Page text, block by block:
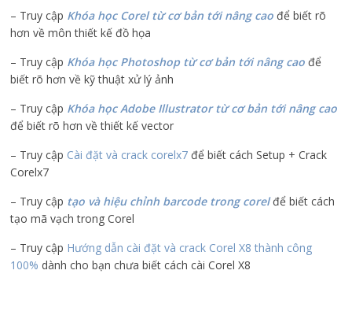
– Truy cập Khóa học Corel từ cơ bản tới nâng cao để biết rõ
hơn về môn thiết kế đồ họa
– Truy cập Khóa học Photoshop từ cơ bản tới nâng cao để
biết rõ hơn về kỹ thuật xử lý ảnh
– Truy cập Khóa học Adobe Illustratortừ cơ bản tới nâng cao
để biết rõ hơn về thiết kế vector
– Truy cập Cài đặt và crack corelx7 để biết cách Setup + Crack
Corelx7
– Truy cập tạo và hiệu chỉnh barcode trong corelđể biết cách
tạo mã vạch trong Corel
– Truy cập Hướng dẫn cài đặt và crack Corel X8 thành công
100% dành cho bạn chưa biết cách cài Corel X8